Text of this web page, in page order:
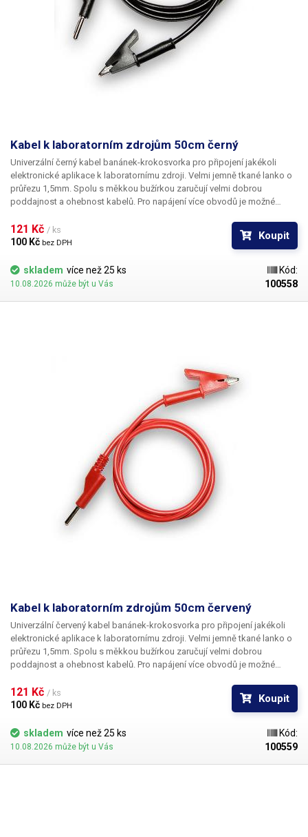
Kabel k laboratorním zdrojům 50cm černý
Univerzální černý kabel banánek-krokosvorka pro připojení jakékoli
elektronické aplikace k laboratornímu zdroji. Velmi jemně tkané lanko o
průřezu 1,5mm. Spolu s měkkou bužírkou zaručují velmi dobrou
poddajnost a ohebnost kabelů. Pro napájení více obvodů je možné
několika barevných provedeních pro rozlišení polarity: červená, černá,
modrá, žlutá, zelená.
121 Kč / ks
100 Kč bez DPH
Koupit
skladem více než 25 ks
10.08.2026 může být u Vás
Kód:
100558
Kabel k laboratorním zdrojům 50cm červený
Univerzální červený kabel banánek-krokosvorka pro připojení jakékoli
elektronické aplikace k laboratornímu zdroji. Velmi jemně tkané lanko o
průřezu 1,5mm. Spolu s měkkou bužírkou zaručují velmi dobrou
poddajnost a ohebnost kabelů. Pro napájení více obvodů je možné
několika barevných provedeních pro rozlišení polarity: červená, černá,
modrá, žlutá, zelená.
121 Kč / ks
100 Kč bez DPH
Koupit
skladem více než 25 ks
10.08.2026 může být u Vás
Kód:
100559